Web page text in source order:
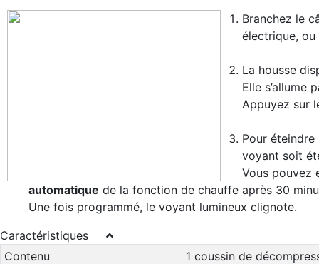
Branchez le
électrique,
La housse
Elle s’allume
Appuyez sur
Pour
voyant soit
Vous pouvez
automatique de la fonction de chauffe après 30
Une fois programmé, le voyant lumineux clignote.
Caractéristiques
Contenu
1 coussin de